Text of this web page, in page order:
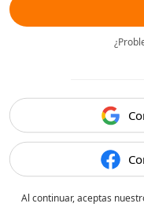
Al continuar, aceptas